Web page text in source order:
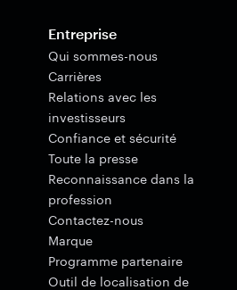
Entreprise
Qui sommes-nous
Carrières
Relations avec les
investisseurs
Confiance et sécurité
Toute la presse
Reconnaissance dans la
profession
Contactez-nous
Marque
Programme partenaire
Outil de localisation de